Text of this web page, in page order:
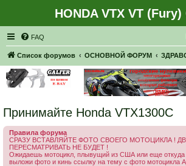
HONDA VTX VT (Fury)
FAQ
Список форумов ОСНОВНОЙ ФОРУМ
Принимайте Honda VTX1300C
Правила форума
СРАЗУ ВСТАВЛЯЙТЕ ФОТО СВОЕГО МОТОЦИКЛА !
ПЕРЕСМАТРИВАТЬ НЕ БУДЕТ !
Ожидаешь мотоцикл, плывущий из США или еще откуда
выложи фото и кинь ссылку на тему с фото мотоцикла